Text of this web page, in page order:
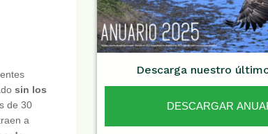
sin los
de 30
a
Descarga nuestro
DESCARGAR